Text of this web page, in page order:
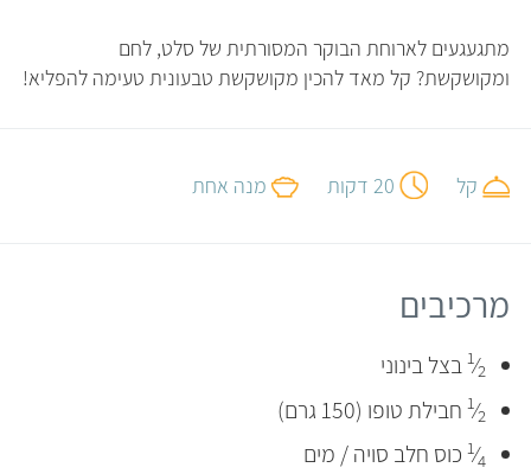
מתגעגעים לארוחת הבוקר המסורתית של סלט, לחם
ומקושקשת? קל מאד להכין מקושקשת טבעונית טעימה להפליא!
קל 20 דקות מנה אחת
מרכיבים
1⁄2 בצל בינוני
1⁄2 חבילת טופו (150 גרם)
1⁄4 כוס חלב סויה / מים